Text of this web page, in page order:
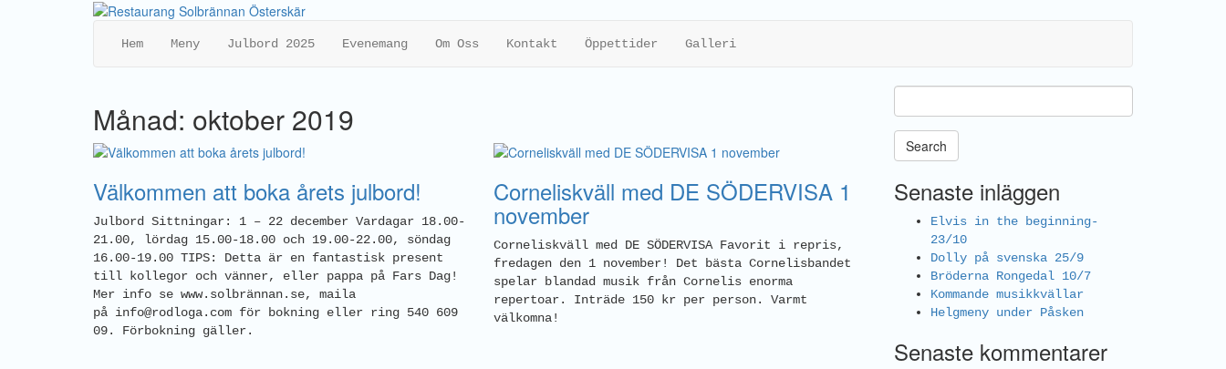
Hem Meny Julbord 2025 Evenemang Om Oss Kontakt Öppettider Galleri
Månad: oktober 2019
Välkommen att boka årets julbord!
Julbord Sittningar: 1 – 22 december Vardagar 18.00-
21.00, lördag 15.00-18.00 och 19.00-22.00, söndag
16.00-19.00 TIPS: Detta är en fantastisk present
till kollegor och vänner, eller pappa på Fars Dag!
Mer info se www.solbrännan.se, maila
på info@rodloga.com för bokning eller ring 540 609
09. Förbokning gäller.
Corneliskväll med DE SÖDERVISA 1
november
Corneliskväll med DE SÖDERVISA Favorit i repris,
fredagen den 1 november! Det bästa Cornelisbandet
spelar blandad musik från Cornelis enorma
repertoar. Inträde 150 kr per person. Varmt
välkomna!
Search
Senaste inläggen
Elvis in the beginning-
23/10
Dolly på svenska 25/9
Bröderna Rongedal 10/7
Kommande musikkvällar
Helgmeny under Påsken
Senaste kommentarer